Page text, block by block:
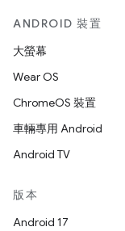
ANDROID 裝置
大螢幕
Wear OS
ChromeOS 裝置
車輛專用 Android
Android TV
版本
Android 17